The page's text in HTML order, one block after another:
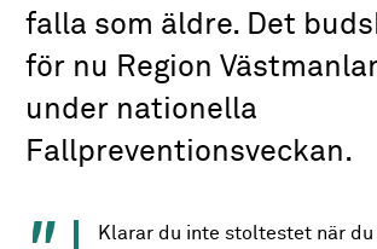
falla som äldre. Det
för nu Region
under nationella
Fallpreventionsveckan.
Klarar du inte stoltestet när du